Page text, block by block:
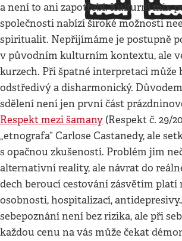
a není to ani zapotřebí. Kulturní mix
společnosti nabízí široké možnosti
spiritualit. Nepřijímáme je postupně
v původním kulturním kontextu, ale
kurzech. Při špatné interpretaci
odstředivý a disharmonický.
sdělení není jen první část
Respekt mezi šamany (Respekt č. 29/
„etnografa“ Carlose Castanedy, ale
s opačnou zkušeností. Problém jim
alternativní reality, ale návrat do
dech beroucí cestování zásvětím platí
osobnosti, hospitalizací,
sebepoznání není bez rizika, ale při
každou cenu na vás může čekat